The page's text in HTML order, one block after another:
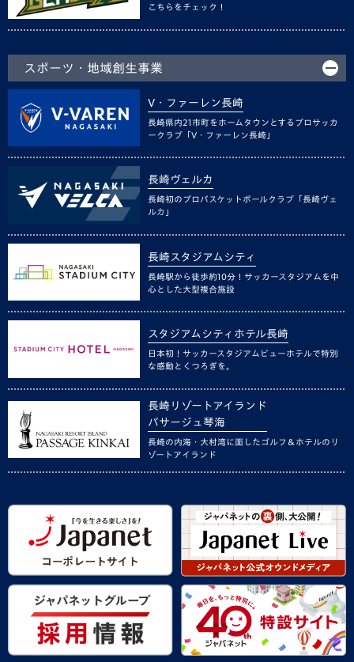
こちらをチェック！
スポーツ・地域創生事業
V・ファーレン長崎
長崎県内21市町をホームタウンとするプロサッカ
ークラブ「V・ファーレン長崎」
長崎ヴェルカ
長崎初のプロバスケットボールクラブ「長崎ヴェ
ルカ」
長崎スタジアムシティ
長崎駅から徒歩約10分！サッカースタジアムを中
心とした大型複合施設
スタジアムシティホテル長崎
日本初！サッカースタジアムビューホテルで特別
な感動とくつろぎを。
長崎リゾートアイランド
パサージュ琴海
長崎の内海・大村湾に面したゴルフ＆ホテルのリ
ゾートアイランド